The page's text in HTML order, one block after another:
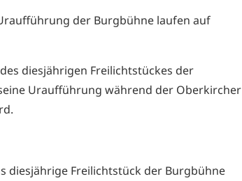
der Burgbühne laufen auf
diesjährigen Freilichtstückes der
Uraufführung während der Oberkircher
diesjährige Freilichtstück der Burgbühne